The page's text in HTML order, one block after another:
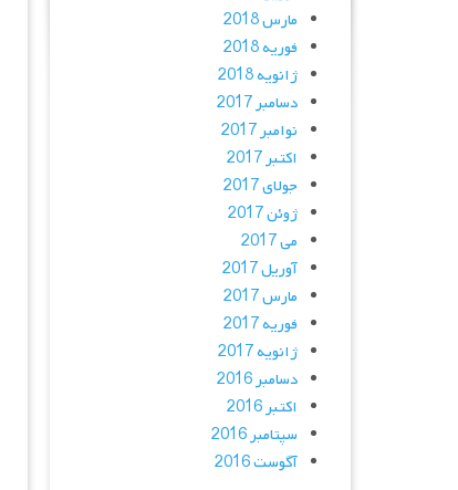
مارس 2018
فوریه 2018
ژانویه 2018
دسامبر 2017
نوامبر 2017
اکتبر 2017
جولای 2017
ژوئن 2017
می 2017
آوریل 2017
مارس 2017
فوریه 2017
ژانویه 2017
دسامبر 2016
اکتبر 2016
سپتامبر 2016
آگوست 2016